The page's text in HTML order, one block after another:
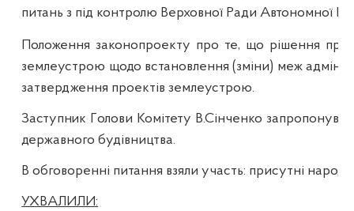
питань з під контролю Верховної Ради Автономної
Положення законопроекту про те, що рішення про
землеустрою щодо встановлення (зміни) меж
затвердження проектів землеустрою.
Заступник Голови Комітету В.Сінченко
державного будівництва.
В обговоренні питання взяли участь: присутні
УХВАЛИЛИ: